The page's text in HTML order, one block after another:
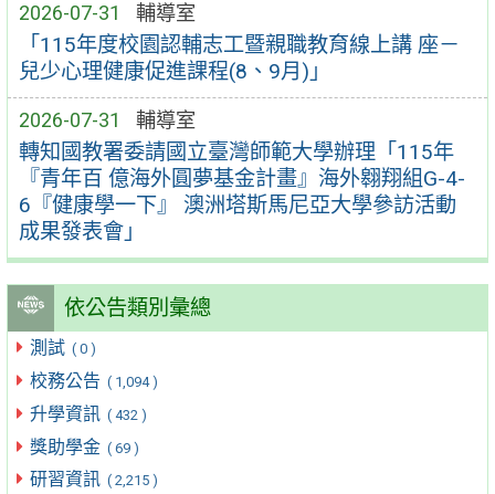
2026-07-31 輔導室
「115年度校園認輔志工暨親職教育線上講 座－
兒少心理健康促進課程(8、9月)」
2026-07-31 輔導室
轉知國教署委請國立臺灣師範大學辦理「115年
『青年百 億海外圓夢基金計畫』海外翱翔組G-4-
6『健康學一下』 澳洲塔斯馬尼亞大學參訪活動
成果發表會」
依公告類別彙總
測試 ( 0 )
校務公告 ( 1,094 )
升學資訊 ( 432 )
獎助學金 ( 69 )
研習資訊 ( 2,215 )